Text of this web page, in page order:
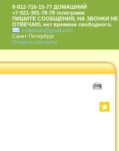
8-812-716-15-77 ДОМАШНИЙ
+7-921-301-78-78 телеграмм
ПИШИТЕ СООБЩЕНИЯ, НА ЗВОНКИ НЕ
ОТВЕЧАЮ, нет времени свободного.
celitelsan@gmail.com
Санкт-Петербург
Открыть контакты